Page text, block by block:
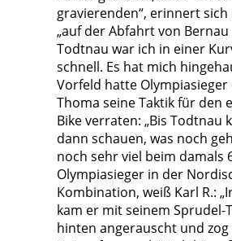
gravierenden“, erinnert
„auf der Abfahrt von Bernau
Todtnau war ich in einer
schnell. Es hat mich
Vorfeld hatte Olympiasieger
Thoma seine Taktik für den
Bike verraten: „Bis Todtnau
dann schauen, was noch
noch sehr viel beim damals
Olympiasieger in der
Kombination, weiß Karl R.:
kam er mit seinem Sprudel-
hinten angerauscht und zog